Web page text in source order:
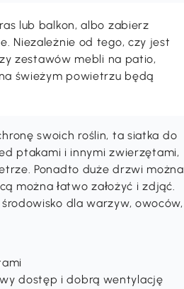
lub balkon, albo zabierz
Niezależnie od tego, czy jest
zestawów mebli na patio,
świeżym powietrzu będą
swoich roślin, ta siatka do
ptakami i innymi zwierzętami,
Ponadto duże drzwi można
można łatwo założyć i zdjąć.
dla warzyw, owoców,
dostęp i dobrą wentylację